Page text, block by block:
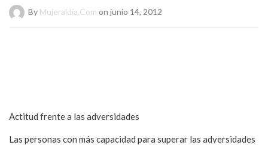
By Mujeraldia.com on junio 14, 2012
Actitud frente a las adversidades
Las personas con más capacidad para superar las adversidades